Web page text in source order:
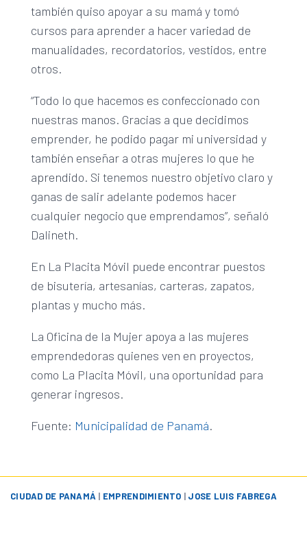
también quiso apoyar a su mamá y tomó
cursos para aprender a hacer variedad de
manualidades, recordatorios, vestidos, entre
otros.
“Todo lo que hacemos es confeccionado con
nuestras manos. Gracias a que decidimos
emprender, he podido pagar mi universidad y
también enseñar a otras mujeres lo que he
aprendido. Si tenemos nuestro objetivo claro y
ganas de salir adelante podemos hacer
cualquier negocio que emprendamos”, señaló
Dalineth.
En La Placita Móvil puede encontrar puestos
de bisutería, artesanías, carteras, zapatos,
plantas y mucho más.
La Oficina de la Mujer apoya a las mujeres
emprendedoras quienes ven en proyectos,
como La Placita Móvil, una oportunidad para
generar ingresos.
Fuente: Municipalidad de Panamá.
CIUDAD DE PANAMÁ | EMPRENDIMIENTO | JOSE LUIS FABREGA